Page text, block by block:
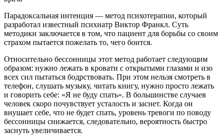
Парадоксальная интенция — метод психотерапии, который
разработал известный психиатр Виктор Франкл. Суть
методики заключается в том, что пациент для борьбы со своим
страхом пытается пожелать то, чего боится.
Относительно бессонницы этот метод работает следующим
образом: нужно лежать в кровати с открытыми глазами и изо
всех сил пытаться бодрствовать. При этом нельзя смотреть в
телефон, слушать музыку, читать книгу, нужно просто лежать
и говорить себе: «Я не буду спать». В большинстве случаев
человек скоро почувствует усталость и заснет. Когда он
внушает себе, что не будет спать, уровень тревоги по поводу
бессонницы снижается, следовательно, вероятность быстро
заснуть увеличивается.